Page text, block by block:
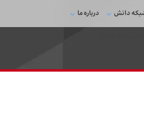
دانش درباره ما